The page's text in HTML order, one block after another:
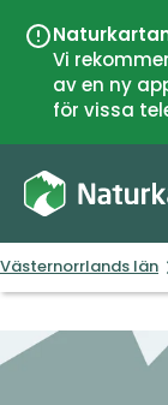
Vi
av en ny
för vissa
Västernorrlands län